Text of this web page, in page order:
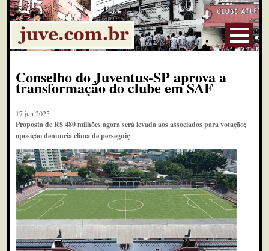
Conselho do Juventus-SP aprova a
transformação do clube em SAF
17 jun 2025
Proposta de R$ 480 milhões agora será levada aos associados para votação;
oposição denuncia clima de perseguiç